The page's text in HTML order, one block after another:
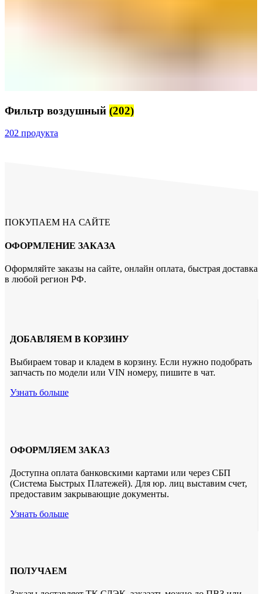
Фильтр воздушный (202)
202 продукта
ПОКУПАЕМ НА САЙТЕ
ОФОРМЛЕНИЕ ЗАКАЗА
Оформляйте заказы на сайте, онлайн оплата, быстрая доставка
в любой регион РФ.
ДОБАВЛЯЕМ В КОРЗИНУ
Выбираем товар и кладем в корзину. Если нужно подобрать
запчасть по модели или VIN номеру, пишите в чат.
Узнать больше
ОФОРМЛЯЕМ ЗАКАЗ
Доступна оплата банковскими картами или через СБП
(Система Быстрых Платежей). Для юр. лиц выставим счет,
предоставим закрывающие документы.
Узнать больше
ПОЛУЧАЕМ